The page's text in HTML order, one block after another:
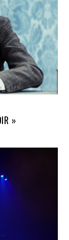
»